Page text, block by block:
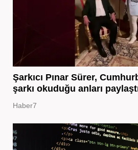
Şarkıcı Pınar Sürer,
şarkı okuduğu anları
Haber7